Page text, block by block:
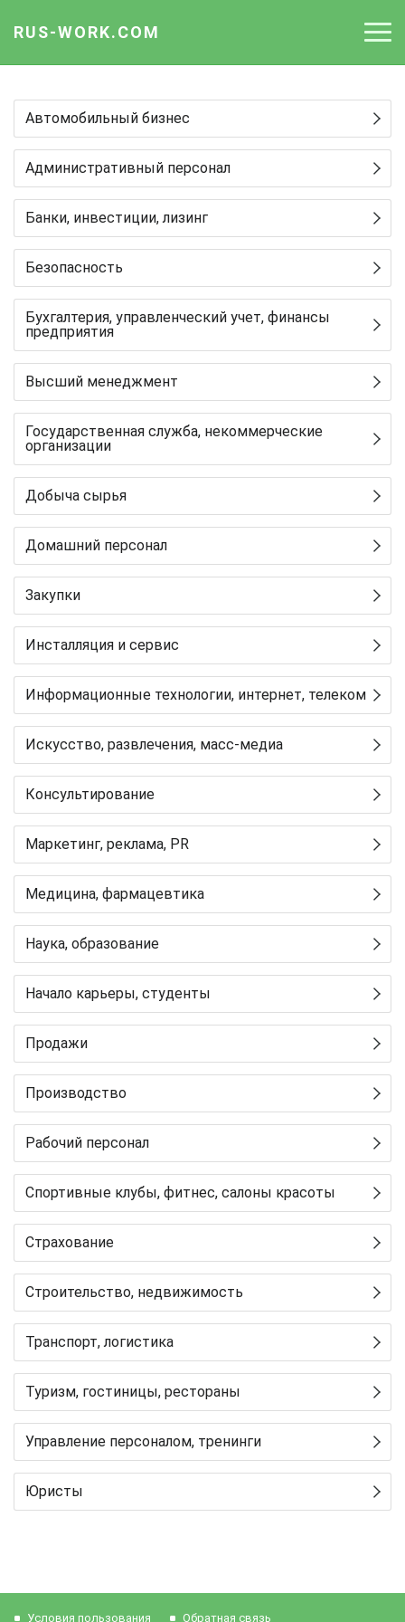
RUS-WORK.COM
Вакансии
Отрасли
Профессии
Автомобильный бизнес
Административный персонал
Банки, инвестиции, лизинг
Безопасность
Бухгалтерия, управленческий учет, финансы
предприятия
Высший менеджмент
Государственная служба, некоммерческие
организации
Добыча сырья
Домашний персонал
Закупки
Инсталляция и сервис
Информационные технологии, интернет, телеком
Искусство, развлечения, масс-медиа
Консультирование
Маркетинг, реклама, PR
Медицина, фармацевтика
Наука, образование
Начало карьеры, студенты
Продажи
Производство
Рабочий персонал
Спортивные клубы, фитнес, салоны красоты
Страхование
Строительство, недвижимость
Транспорт, логистика
Туризм, гостиницы, рестораны
Управление персоналом, тренинги
Юристы
Условия пользования Обратная связь